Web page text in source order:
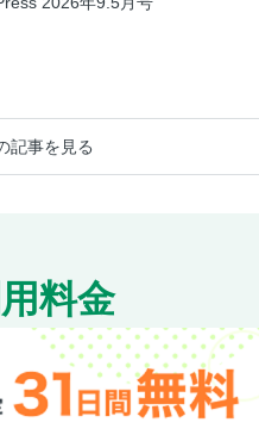
記事を見る
料金